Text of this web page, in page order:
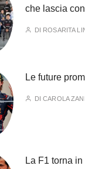
che lascia
DI ROSARITA
Le future
DICAROLA
La F1 torna